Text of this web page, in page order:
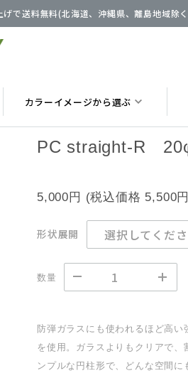
送料無料(北海道、沖縄県、離島地域除く
カラーイメージから選ぶ
PC straight-R
5,000円 (税込価格 5,500円
形状展開
数量
防弾ガラスにも使われるほど高
を使用。ガラスよりもクリアで
ンプルな円柱形で、どんな空間